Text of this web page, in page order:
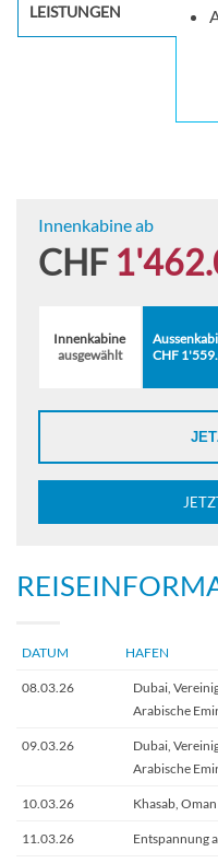
LEISTUNGEN
Innenkabine ab
CHF
Innenkabine
ausgewählt
CHF
DATUM HAFEN
08.03.26
Dubai,
Arabische
09.03.26
Dubai,
Arabische
10.03.26 Khasab, Oman
11.03.26 Entspannung